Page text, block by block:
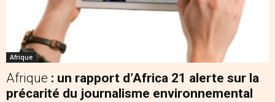
Afrique
Afrique : un rapport d’Africa 21 alerte sur la
précarité du journalisme environnemental